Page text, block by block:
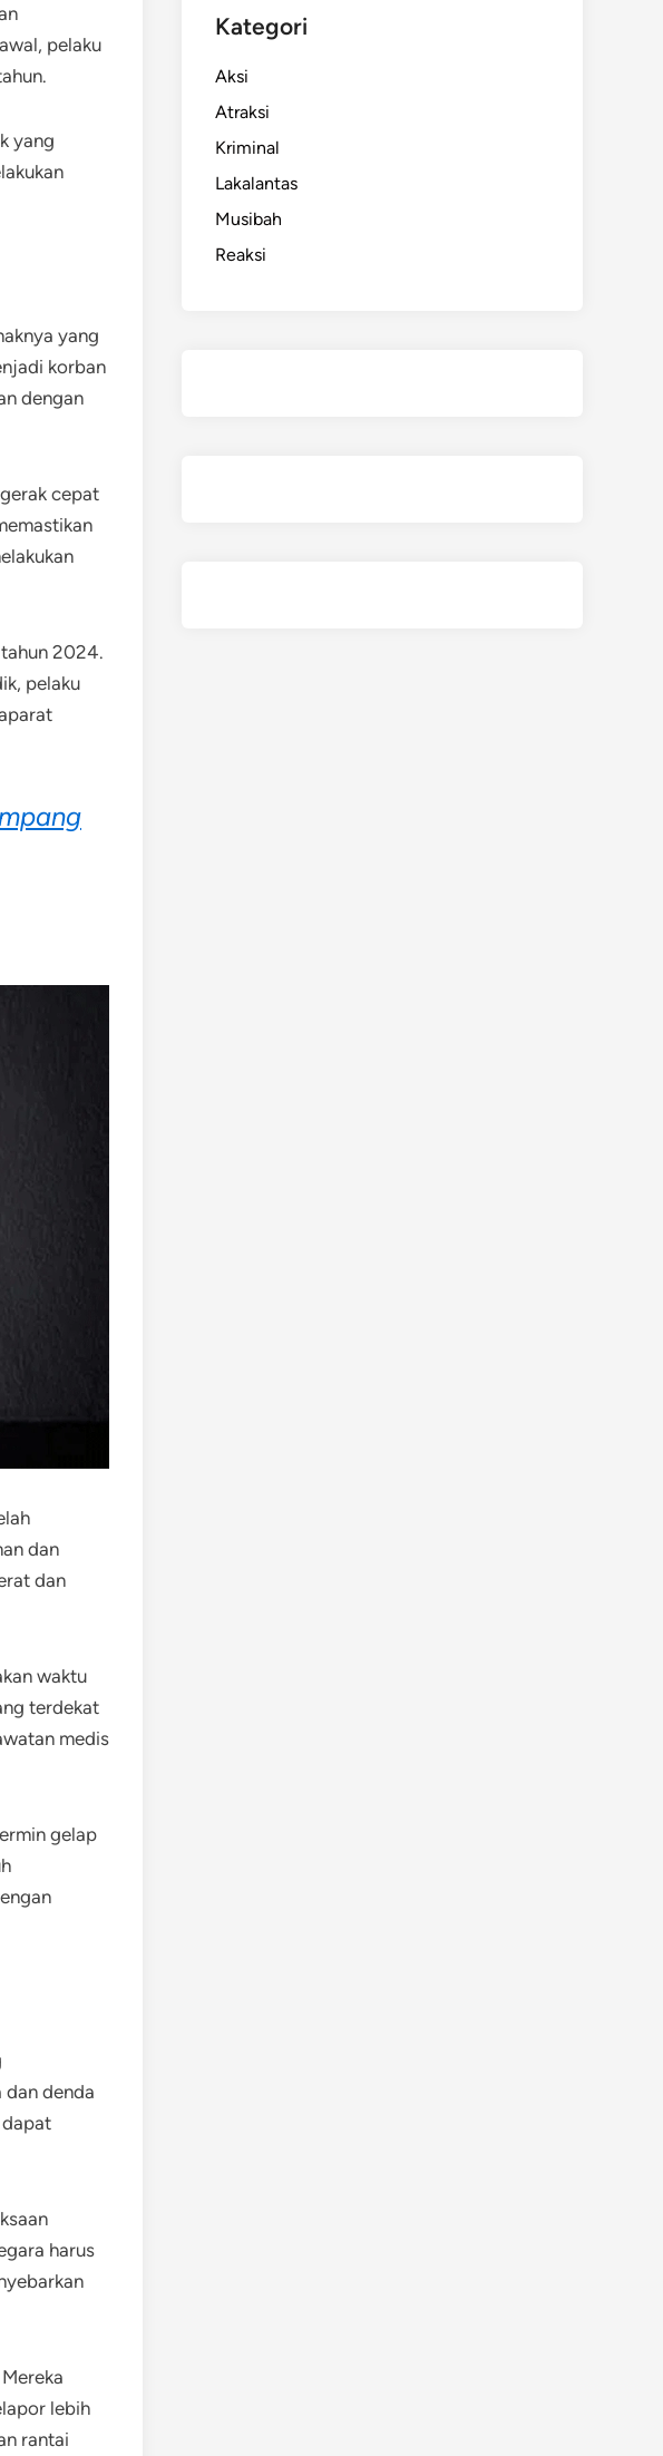
pelaku
yang
yang
korban
dengan
cepat
2024.
pelaku
dan
dan
waktu
terdekat
medis
gelap
dan denda
dapat
harus
lebih
rantai
Kategori
Aksi
Atraksi
Kriminal
Lakalantas
Musibah
Reaksi